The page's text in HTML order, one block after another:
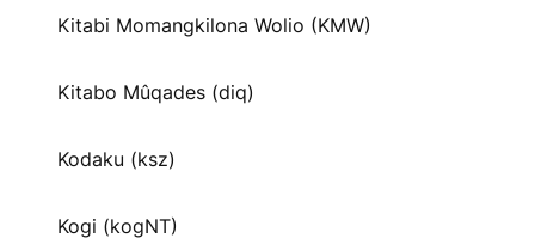
Kitabi Momangkilona Wolio (KMW)
Kitabo Mûqades (diq)
Kodaku (ksz)
Kogi (kogNT)